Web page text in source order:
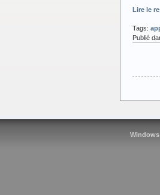
Lire le
Tags:
Publié
Windows